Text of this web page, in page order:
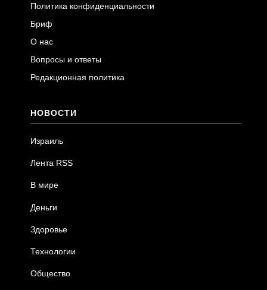
Политика конфиденциальности
Бриф
О нас
Вопросы и ответы
Редакционная политика
НОВОСТИ
Израиль
Лента RSS
В мире
Деньги
Здоровье
Технологии
Общество